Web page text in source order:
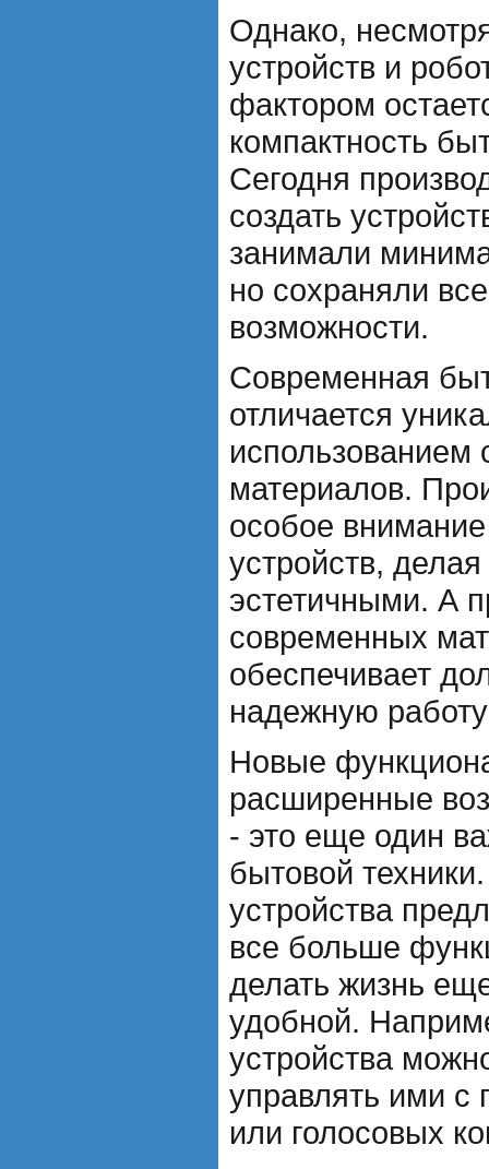
Однако,
устройств и
фактором
компактность
Сегодня
создать
занимали
но сохраняли
возможности.
Современная
отличается
использованием
материалов.
особое
устройств,
эстетичными. А
современных
обеспечивает
надежную
Новые
расширенные
- это еще один
бытовой
устройства
все больше
делать жизнь
удобной.
устройства
управлять ими
или голосовых